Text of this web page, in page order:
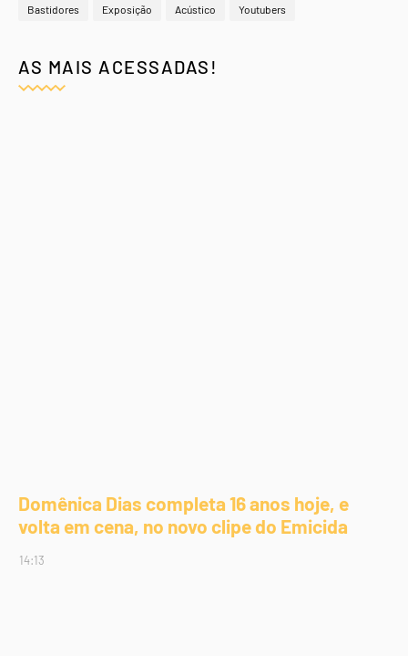
Bastidores Exposição Acústico Youtubers
AS MAIS ACESSADAS!
Domênica Dias completa 16 anos hoje, e
volta em cena, no novo clipe do Emicida
14:13